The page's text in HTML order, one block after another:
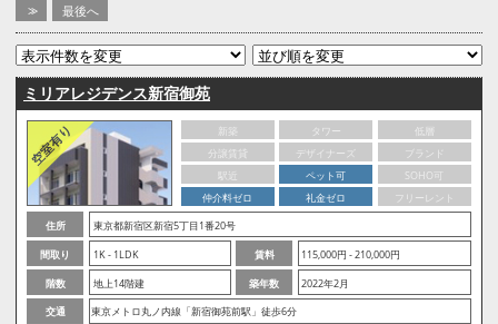
>>
最後へ
ミリアレジデンス新宿御苑
新築 タワー
低層
分譲賃貸
デザイナーズ
ブランド
駅近
ペット可
SOHO可
仲介料ゼロ
礼金ゼロ
フリーレント
住所
東京都新宿区新宿5丁目1番20号
間取り
1K - 1LDK 賃料
115,000円 - 210,000円
階数
地上14階建 築年数
2022年2月
交通
東京メトロ丸ノ内線「新宿御苑前駅」徒歩6分